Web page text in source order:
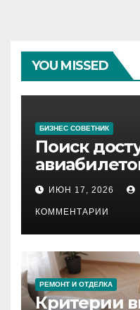
YOU MISSED
БИЗНЕС СОВЕТНИК
Поиск
ИЮН 17, 2026
КОММЕНТАРИИ
РЕМОНТ И ОТДЕЛКА
Критерии